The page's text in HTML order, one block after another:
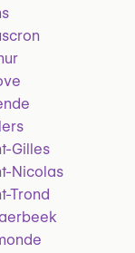
Gilles
Nicolas
Trond